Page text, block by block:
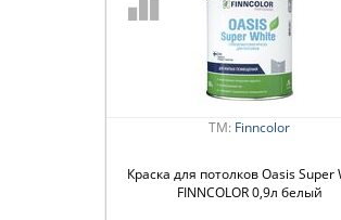
ТМ: Finncolor
Краска для потолков Oasis Super
FINNCOLOR 0,9л белый